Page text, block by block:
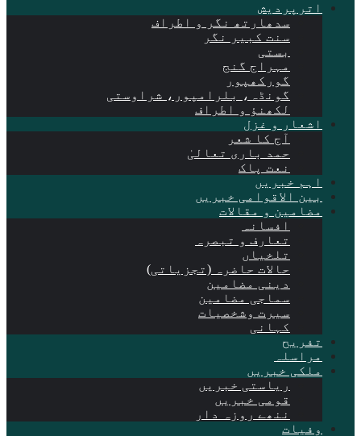
اترپردیش
سدھارتھ نگر و اطراف
سنت کبیر نگر
بستی
مہراج گنج
گورکھپور
گونڈہ، بلرامپور، شراوستی
لکھنؤ و اطراف
اشعار و غزل
آج کا شعر
حمد باری تعالیٰ
نعت پاک
اہم خبریں
بین الاقوامی خبریں
مضامین و مقالات
افسانہ
تعارف و تبصرہ
تلخیاں
حالات حاضرہ (تجزیاتی)
دینی مضامین
سماجی مضامین
سیرت وشخصیات
کہانی
تفریح
مراسلہ
ملکی خبریں
ریاستی خبریں
قومی خبریں
ننھے روزہ دار
وفیات